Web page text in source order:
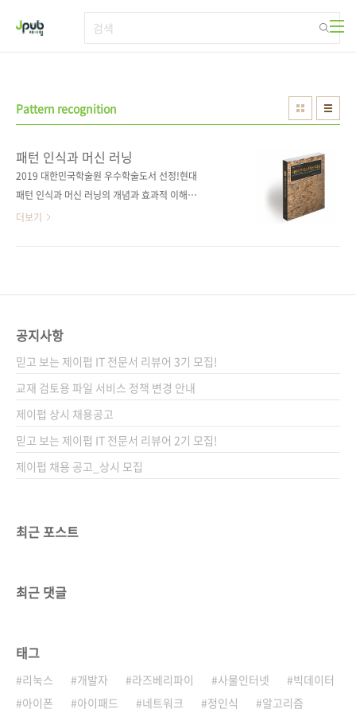
Pattern recognition
패턴 인식과 머신 러닝
2019 대한민국학술원 우수학술도서 선정!현대
패턴 인식과 머신 러닝의 개념과 효과적 이해를
위한 수학적 사고!컴퓨터 비전과 머신 러닝 분야
명 김형진출판일 2018년 9월 10일페이지 852
배판변형(188*245*37)제 본 무선(soft cover)
정 가 46,000원ISBN 979-11-88621-25-5
(93000)키워드 인공지능 / 패턴 인식 / 머신 러
닝 / 알고리즘 / 베이지안 / 뉴럴 네트워크..
더보기
공지사항
믿고 보는 제이펍 IT 전문서 리뷰어 3기 모집!
교재 검토용 파일 서비스 정책 변경 안내
제이펍 상시 채용공고
믿고 보는 제이펍 IT 전문서 리뷰어 2기 모집!
제이펍 채용 공고_상시 모집
최근 포스트
최근 댓글
태그
리눅스 개발자 라즈베리파이 사물인터넷
빅데이터
아이폰
아이패드 네트워크 정인식 알고리즘